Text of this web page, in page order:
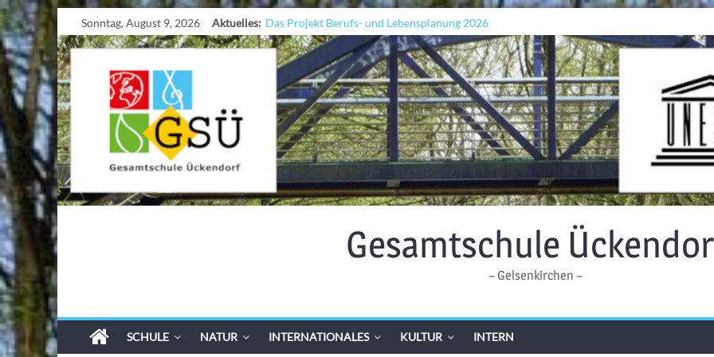
Sonntag, August 9, 2026 Aktuelles: Das Projekt Berufs- und Lebensplanung 2026
UNESCO Stadtradeln „Grenzen überwinden“
KCC-Workshop
Sicherheit auf den Wellen: Lehrkräfte bilden sich in Alicante fort
Ferien!!!
Gesamtschule
– Gelsenkirchen –
SCHULE NATUR INTERNATIONALES KULTUR INTERN